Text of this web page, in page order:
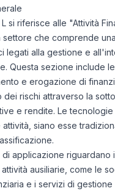
si riferisce alle "Attività
settore che comprende
legati alla gestione e
Questa sezione include
e erogazione di
dei rischi attraverso la
e rendite. Le
siano esse
di applicazione riguardano
ausiliarie, come le
e i servizi di gestione